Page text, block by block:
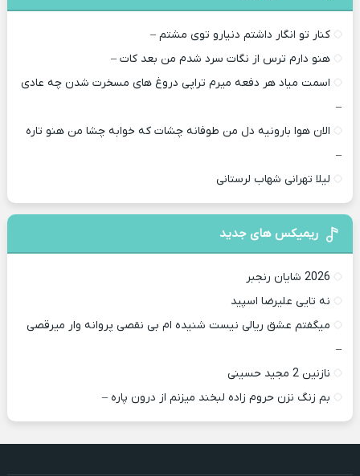
کنار تو انگار داشتم دنیارو توی مشتم –
هنو دارم ترس از نگات سرد شدم من بعد کات –
اسمت میاد هر دفعه میرم تراپی دروغ‌ های مسخرت شدن چه عادی
–
الان هوا بارونیه دل من طوفانه چشات که خوابه چشا من هنو تاره
–
لیلا تهرانی شهاب لرستانی
ریمیکس های جدید
2026 شایان رنجبر
نه تایی علیرضا اسپید
میگفتم عشق ریالی نیست شنیده ام بی نقصی پروانه وار میرقصی
–
نازنین 2 مجید حسینی
بم زنگ نزن حروم زاده لبخند میزنم از درون پاره –